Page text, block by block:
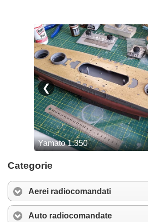
Categorie
Aerei radiocomandati
Auto radiocomandate